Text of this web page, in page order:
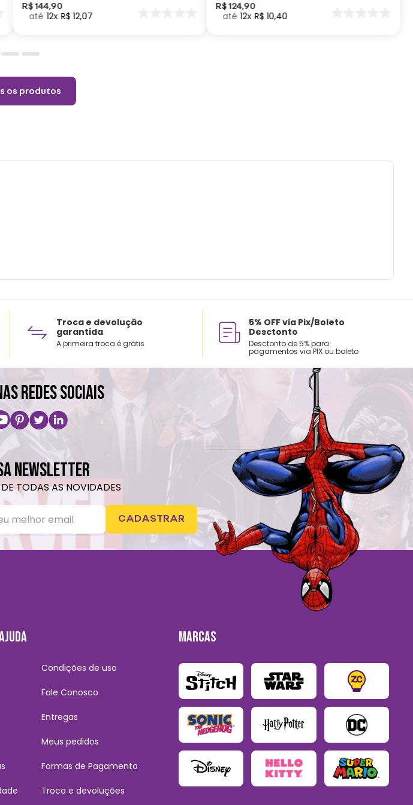
R$ 144,90
12 R$ 12,07
R$ 124,90
12 R$ 10,40
os produtos
Troca e devolução
garantida
A primeira troca é grátis
5% OFF via Pix/Boleto
Desctonto
Desctonto de 5% para
pagamentos via PIX ou boleto
REDES SOCIAIS
NEWSLETTER
TODAS AS NOVIDADES
CADASTRAR
Condições de uso
Fale Conosco
Entregas
Meus pedidos
Formas de Pagamento
Troca e devoluções
MARCAS